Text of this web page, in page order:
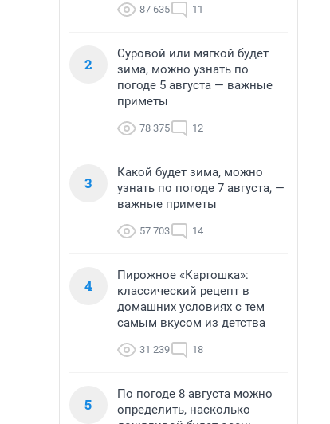
87 635 11
2
Суровой или мягкой будет
зима, можно узнать по
погоде 5 августа — важные
приметы
78 375 12
3
Какой будет зима, можно
узнать по погоде 7 августа, —
важные приметы
57 703 14
4
Пирожное «Картошка»:
классический рецепт в
домашних условиях с тем
самым вкусом из детства
31 239 18
5
По погоде 8 августа можно
определить, насколько